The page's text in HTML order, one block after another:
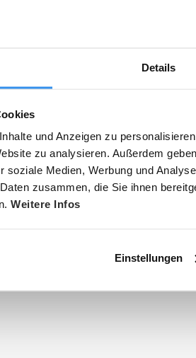
Details
und Anzeigen zu
zu analysieren. Außerdem
soziale Medien, Werbung und
zusammen, die Sie ihnen
Weitere Infos
Einstellungen
für Mallorca
– willkommen in Palma de
für…